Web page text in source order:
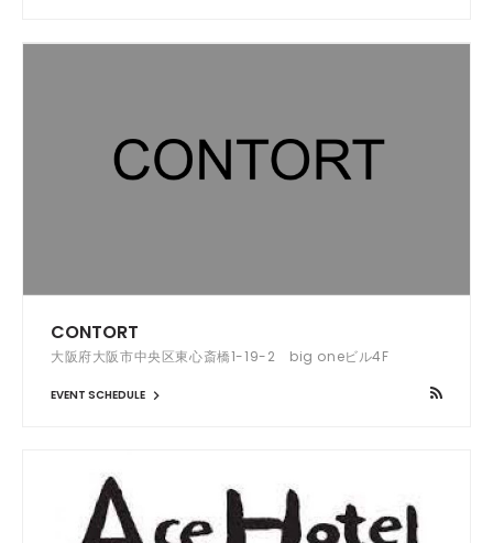
CONTORT
大阪府大阪市中央区東心斎橋1-19-2 big oneビル4F
EVENT SCHEDULE